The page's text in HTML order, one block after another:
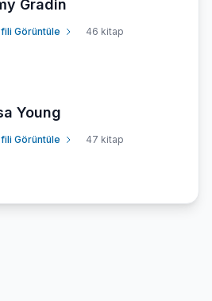
Gradin
Görüntüle 46 kitap
Young
Görüntüle 47 kitap